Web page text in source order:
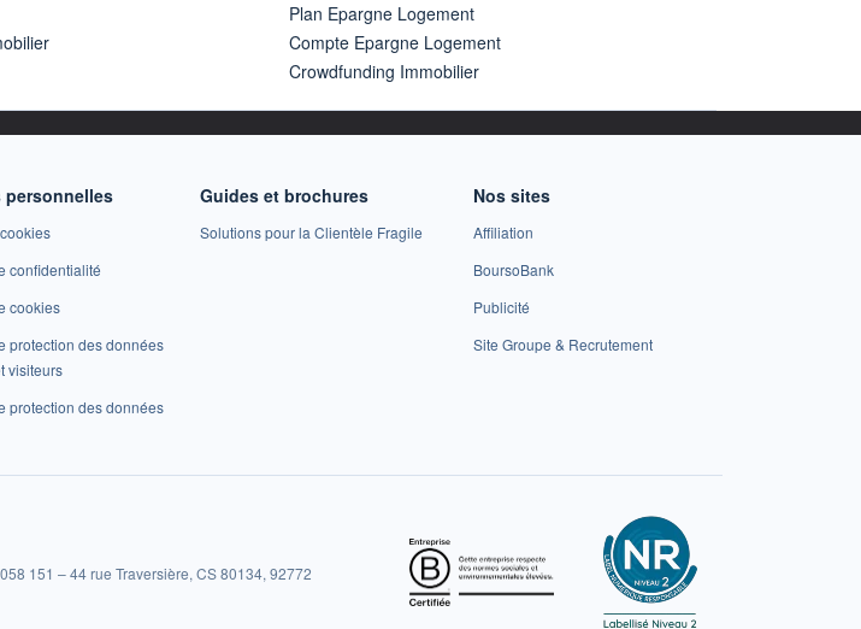
Plan Epargne Logement
Compte Epargne Logement
Crowdfunding Immobilier
personnelles
confidentialité
cookies
protection des données
visiteurs
protection des données
Guides et brochures
Solutions pour la Clientèle Fragile
Nos sites
Affiliation
BoursoBank
Publicité
Site Groupe & Recrutement
151 – 44 rue Traversière, CS 80134, 92772